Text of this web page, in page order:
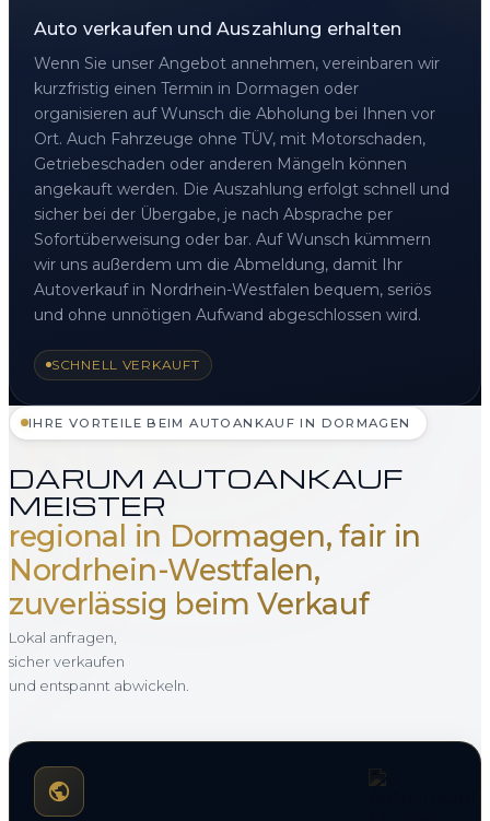
Auto verkaufen und Auszahlung erhalten
Wenn Sie unser Angebot annehmen, vereinbaren wir
kurzfristig einen Termin in Dormagen oder
organisieren auf Wunsch die Abholung bei Ihnen vor
Ort. Auch Fahrzeuge ohne TÜV, mit Motorschaden,
Getriebeschaden oder anderen Mängeln können
angekauft werden. Die Auszahlung erfolgt schnell und
sicher bei der Übergabe, je nach Absprache per
Sofortüberweisung oder bar. Auf Wunsch kümmern
wir uns außerdem um die Abmeldung, damit Ihr
Autoverkauf in Nordrhein-Westfalen bequem, seriös
und ohne unnötigen Aufwand abgeschlossen wird.
SCHNELL VERKAUFT
IHRE VORTEILE BEIM AUTOANKAUF IN DORMAGEN
DARUM AUTOANKAUF
MEISTER
regional in Dormagen, fair in
Nordrhein-Westfalen,
zuverlässig beim Verkauf
Lokal anfragen,
sicher verkaufen
und entspannt abwickeln.